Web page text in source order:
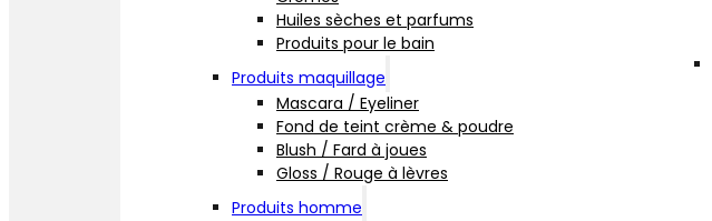
Huiles sèches et parfums
Produits pour le bain
Produits maquillage
Mascara / Eyeliner
Fond de teint crème & poudre
Blush / Fard à joues
Gloss / Rouge à lèvres
Produits homme